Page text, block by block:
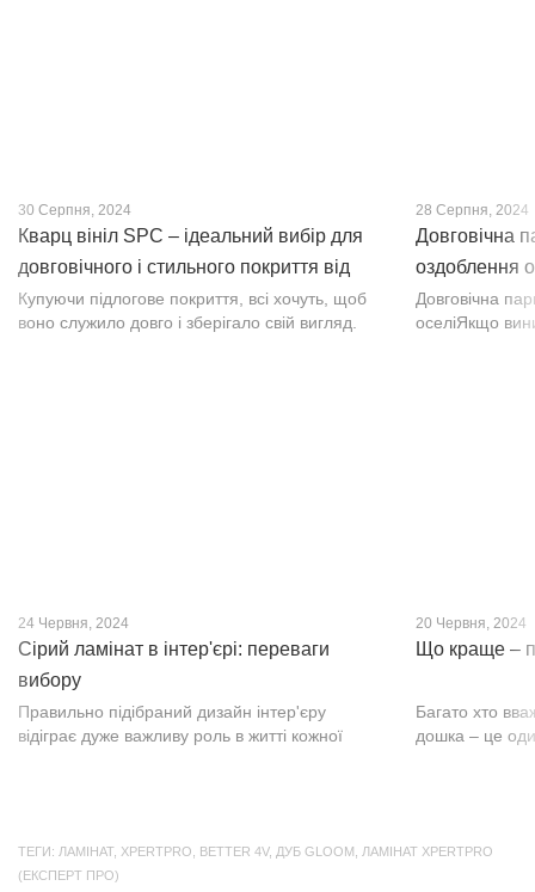
30 Серпня, 2024
Кварц вініл SPC – ідеальний вибір для
довговічного і стильного покриття від
PROFLOOR
Купуючи підлогове покриття, всі хочуть, щоб
воно служило довго і зберігало свій вигляд.
28 Серпня, 2024
Довговічна
оздоблення
Довговічна
оселіЯкщо
24 Червня, 2024
Сірий ламінат в інтер'єрі: переваги
вибору
Правильно підібраний дизайн інтер'єру
відіграє дуже важливу роль в житті кожної
20 Червня, 2024
Що краще –
Багато хто
дошка – це
ТЕГИ: ЛАМІНАТ, XPERTPRO BETTER 4V, ДУБ GLOOM
ЛАМІНАТ XPERTPRO
(ЕКСПЕРТ ПРО)